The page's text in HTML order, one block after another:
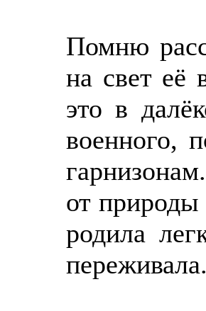
Помню
на свет её
это в
военного,
от природы
родила